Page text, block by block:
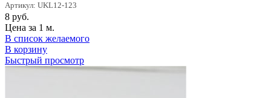
Артикул: UKL12-123
8 руб.
Цена за 1 м.
В список желаемого
В корзину
Быстрый просмотр